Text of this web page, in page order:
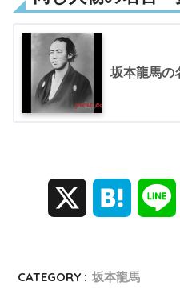
坂本龍馬の
t
CATEGORY : 坂本龍馬